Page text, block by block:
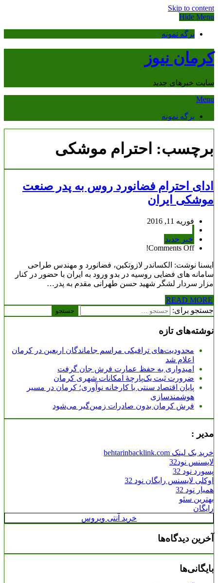
Skip to content
Hide Menu
برگه نمونه
کرمان نیوز
سایت خبرهای جدید
Menu
برگه نمونه
برچسب: احترام موشکی
ادای احترام فضانورد روس به پدر صنعت
موشکی ایران
فوریه 11, 2016
خبر جدید
Comments Off!
ایسنا نوشت: الکساندر لازوتکین، فضانورد و مهندس طراحی
سامانه های فضایی روسیه در بدو ورود به ایران با حضور در کنار
مزار سردار لشگر شهید حسن طهرانی مقدم به پدر…
READ MORE
جستجو برای:
نوشته‌های تازه
محدودیت‌های ترافیکی مراسم جاماندگان اربعین در کرمان
اعلام شد
امیدواری به حفظ عمارت فرش جان گرفت
ضرورت ثبت یک‌پارچۀ امکانات شهری کرمان
پایان اقتصاد سنتی با کارخانه نوآوری؛ کرمان در مسیر
هوشمندسازی
فرش کرمان بدون صادرات زمین‌گیر می‌شود
مدیر :
خرید بک لینک behtarinbacklink.com
لایسنس نود32
پسورد نود 32
اوکلی لایسنس رایگان نود 32
همیار نود 32
بهترین سئو
رایگان
خرید آنتی ویروس
آخرین دیدگاه‌ها
بایگانی‌ها